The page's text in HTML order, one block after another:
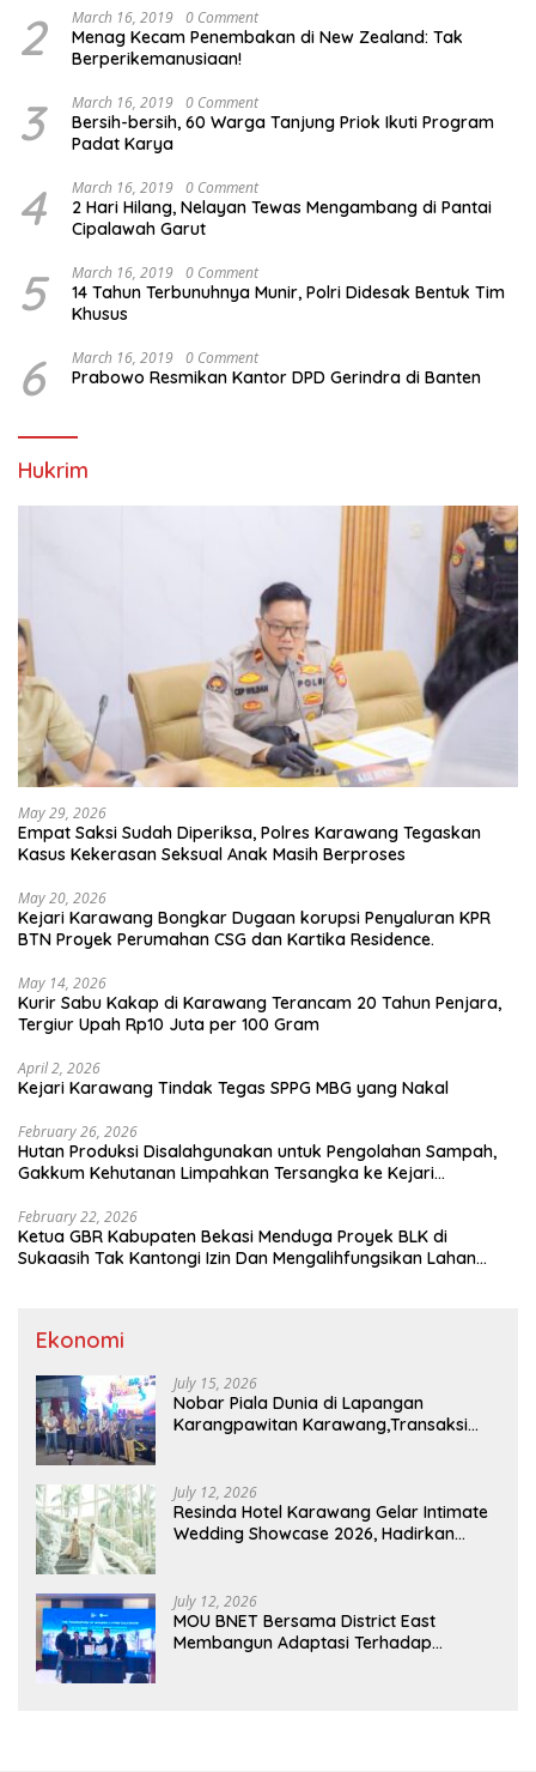
2 March 16, 2019 0 Comment
Menag Kecam Penembakan di New Zealand: Tak
Berperikemanusiaan!
3 March 16, 2019 0 Comment
Bersih-bersih, 60 Warga Tanjung Priok Ikuti Program
Padat Karya
4 March 16, 2019 0 Comment
2 Hari Hilang, Nelayan Tewas Mengambang di Pantai
Cipalawah Garut
5 March 16, 2019 0 Comment
14 Tahun Terbunuhnya Munir, Polri Didesak Bentuk Tim
Khusus
6 March 16, 2019 0 Comment
Prabowo Resmikan Kantor DPD Gerindra di Banten
Hukrim
May 29, 2026
Empat Saksi Sudah Diperiksa, Polres Karawang Tegaskan
Kasus Kekerasan Seksual Anak Masih Berproses
May 20, 2026
Kejari Karawang Bongkar Dugaan korupsi Penyaluran KPR
BTN Proyek Perumahan CSG dan Kartika Residence.
May 14, 2026
Kurir Sabu Kakap di Karawang Terancam 20 Tahun Penjara,
Tergiur Upah Rp10 Juta per 100 Gram
April 2, 2026
Kejari Karawang Tindak Tegas SPPG MBG yang Nakal
February 26, 2026
Hutan Produksi Disalahgunakan untuk Pengolahan Sampah,
Gakkum Kehutanan Limpahkan Tersangka ke Kejari
February 22, 2026
Ketua GBR Kabupaten Bekasi Menduga Proyek BLK di
Sukaasih Tak Kantongi Izin Dan Mengalihfungsikan Lahan
Ekonomi
July 15, 2026
Nobar Piala Dunia di Lapangan
Karangpawitan Karawang,Transaksi
July 12, 2026
Resinda Hotel Karawang Gelar Intimate
Wedding Showcase 2026, Hadirkan
July 12, 2026
MOU BNET Bersama District East
Membangun Adaptasi Terhadap